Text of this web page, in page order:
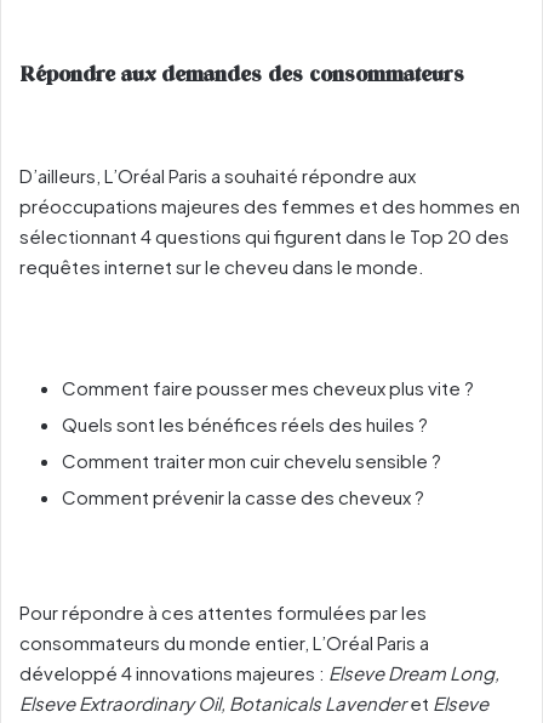
Répondre aux demandes des consommateurs
D’ailleurs, L’Oréal Paris a souhaité répondre aux
préoccupations majeures des femmes et des hommes en
sélectionnant 4 questions qui figurent dans le Top 20 des
requêtes internet sur le cheveu dans le monde.
Comment faire pousser mes cheveux plus vite ?
Quels sont les bénéfices réels des huiles ?
Comment traiter mon cuir chevelu sensible ?
Comment prévenir la casse des cheveux ?
Pour répondre à ces attentes formulées par les
consommateurs du monde entier, L’Oréal Paris a
développé 4 innovations majeures : Elseve Dream Long,
Elseve Extraordinary Oil, Botanicals Lavenderet Elseve